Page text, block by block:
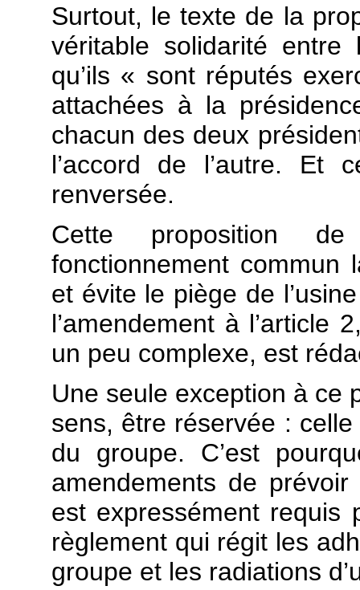
Surtout, le texte de la
véritable solidarité
qu’ils « sont réputés
attachées à la
chacun des deux
l’accord de l’autre. Et
renversée.
Cette proposition
fonctionnement commun
et évite le piège de
l’amendement à l’article
un peu complexe, est
Une seule exception à ce
sens, être réservée :
du groupe. C’est
amendements de
est expressément requis
règlement qui régit les
groupe et les radiations